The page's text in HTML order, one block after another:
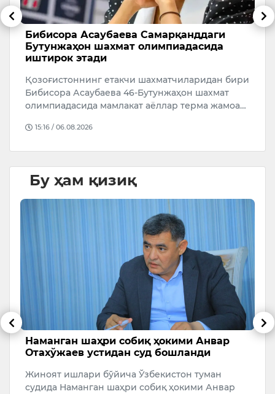
Бибисора Асаубаева Самарқанддаги
Бутунжаҳон шахмат олимпиадасида
иштирок этади
Қозоғистоннинг етакчи шахматчиларидан бири
Бибисора Асаубаева 46-Бутунжаҳон шахмат
олимпиадасида мамлакат аёллар терма жамоа…
15:16 / 06.08.2026
Бу ҳам қизиқ
Наманган шаҳри собиқ ҳокими Анвар
Отахўжаев устидан суд бошланди
Жиноят ишлари бўйича Ўзбекистон туман
судида Наманган шаҳри собиқ ҳокими Анвар